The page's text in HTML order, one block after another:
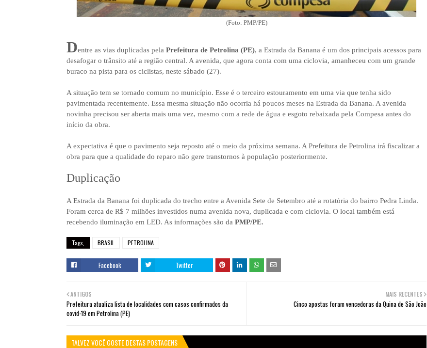
(Foto: PMP/PE)
Dentre as vias duplicadas pela Prefeitura de Petrolina (PE), a Estrada da Banana é um dos principais acessos para
desafogar o trânsito até a região central. A avenida, que agora conta com uma ciclovia, amanheceu com um grande
buraco na pista para os ciclistas, neste sábado (27).
A situação tem se tornado comum no município. Esse é o terceiro estouramento em uma via que tenha sido
pavimentada recentemente. Essa mesma situação não ocorria há poucos meses na Estrada da Banana. A avenida
novinha precisou ser aberta mais uma vez, mesmo com a rede de água e esgoto rebaixada pela Compesa antes do
início da obra.
A expectativa é que o pavimento seja reposto até o meio da próxima semana. A Prefeitura de Petrolina irá fiscalizar a
obra para que a qualidade do reparo não gere transtornos à população posteriormente.
Duplicação
A Estrada da Banana foi duplicada do trecho entre a Avenida Sete de Setembro até a rotatória do bairro Pedra Linda.
Foram cerca de R$ 7 milhões investidos numa avenida nova, duplicada e com ciclovia. O local também está
recebendo iluminação em LED. As informações são da PMP/PE.
Tags, BRASIL PETROLINA
Facebook Twitter
MAIS RECENTES
Cinco apostas foram vencedoras da Quina de São João
ANTIGOS
Prefeitura atualiza lista de localidades com casos confirmados da
covid-19 em Petrolina (PE)
TALVEZ VOCÊ GOSTE DESTAS POSTAGENS